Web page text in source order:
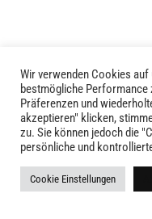
Wir verwenden Cookies
bestmögliche Performance
Präferenzen und
akzeptieren" klicken,
zu. Sie können jedoch die
persönliche und
Cookie Einstellungen